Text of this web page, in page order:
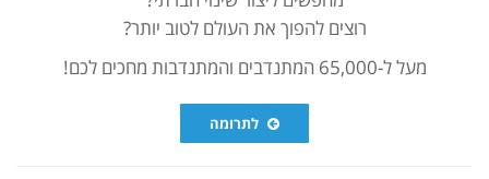
רוצים להפוך את העולם לטוב יותר?
מעל ל-65,000 המתנדבים והמתנדבות מחכים לכם!
לתרומה